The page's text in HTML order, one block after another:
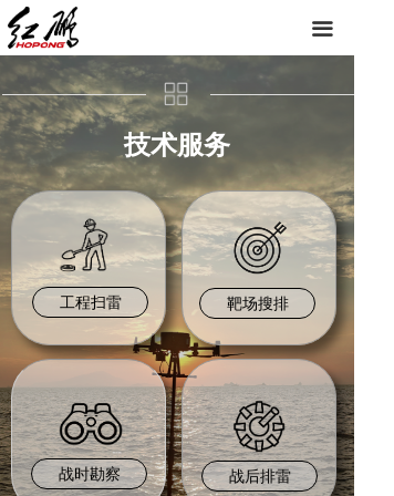
끀
技术服务
工程扫雷 靶场搜排
战时勘察 战后排雷